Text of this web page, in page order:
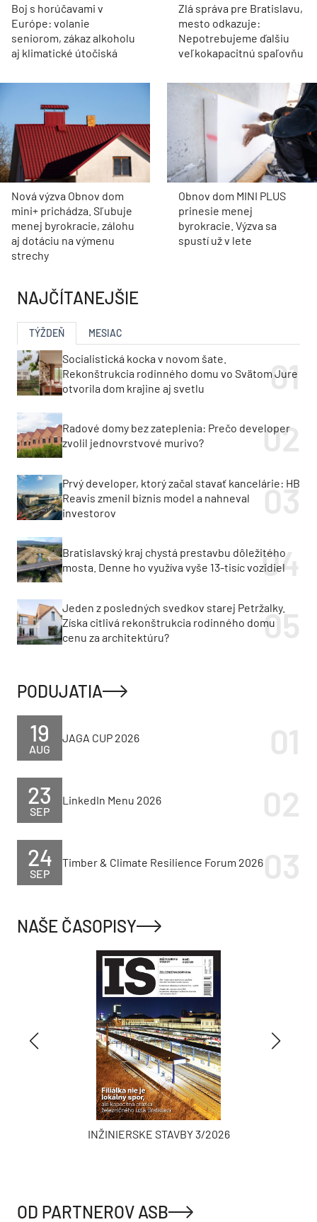
Boj s horúčavami v
Európe: volanie
seniorom, zákaz alkoholu
aj klimatické útočiská
Zlá správa pre Bratislavu,
mesto odkazuje:
Nepotrebujeme ďalšiu
veľkokapacitnú spaľovňu
Nová výzva Obnov dom
mini+ prichádza. Sľubuje
menej byrokracie, zálohu
aj dotáciu na výmenu
strechy
Obnov dom MINI PLUS
prinesie menej
byrokracie. Výzva sa
spustí už v lete
NAJČÍTANEJŠIE
TÝŽDEŇ MESIAC
Socialistická kocka v novom šate.
Rekonštrukcia rodinného domu vo Svätom Jure
otvorila dom krajine aj svetlu
Radové domy bez zateplenia: Prečo developer
zvolil jednovrstvové murivo?
Prvý developer, ktorý začal stavať kancelárie: HB
Reavis zmenil biznis model a nahneval
investorov
Bratislavský kraj chystá prestavbu dôležitého
mosta. Denne ho využíva vyše 13-tisíc vozidiel
Jeden z posledných svedkov starej Petržalky.
Získa citlivá rekonštrukcia rodinného domu
cenu za architektúru?
PODUJATIA
AUG
19 JAGA CUP 2026
SEP
23 LinkedIn Menu 2026
SEP
24 Timber & Climate Resilience Forum 2026
NAŠE ČASOPISY
INŽINIERSKE STAVBY 3/2026
OD PARTNEROV ASB